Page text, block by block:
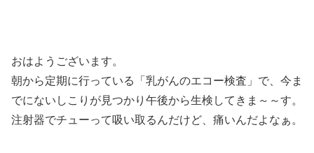
おはようございます。
朝から定期に行っている「乳がんのエコー検査」で、今ま
でにないしこりが見つかり午後から生検してきま～～す。
注射器でチューって吸い取るんだけど、痛いんだよなぁ。